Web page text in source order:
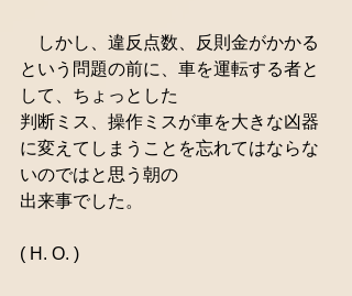
しかし、違反点数、反則金がかかる
という問題の前に、車を運転する者と
して、ちょっとした
判断ミス、操作ミスが車を大きな凶器
に変えてしまうことを忘れてはならな
いのではと思う朝の
出来事でした。
( H. O. )